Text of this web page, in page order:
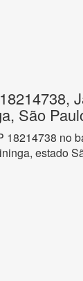
São
18214738 no
estado